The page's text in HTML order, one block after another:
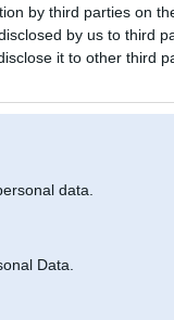
by third parties on
by us to third
it to other third
data.
Data.
vag grupas benķi ar
bija viegli pielīmēts,noņēmu